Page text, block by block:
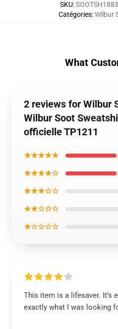
SKU:
Catégories:Wilbur
What
2 reviews for Wilbur
Wilbur Soot
officielle TP1211
★★★★★
★★★★☆
★★★☆☆
★★☆☆☆
★☆☆☆☆
This item is a lifesaver. It’s
exactly what I was looking